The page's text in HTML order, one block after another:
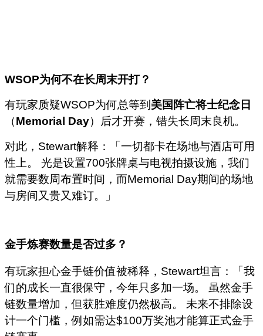
WSOP为何不在长周末开打？
有玩家质疑WSOP为何总等到 美国阵亡将士纪念日
（Memorial Day）后才开赛，错失长周末良机。
对此，Stewart解释：「一切都卡在场地与酒店可用
性上。 光是设置700张牌桌与电视拍摄设施，我们
就需要数周布置时间，而Memorial Day期间的场地
与房间又贵又难订。」
金手炼赛数量是否过多？
有玩家担心金手链价值被稀释，Stewart坦言：「我
们的成长一直很保守，今年只多加一场。 虽然金手
链数量增加，但获胜难度仍然极高。 未来不排除设
计一个门槛，例如需达$100万奖池才能算正式金手